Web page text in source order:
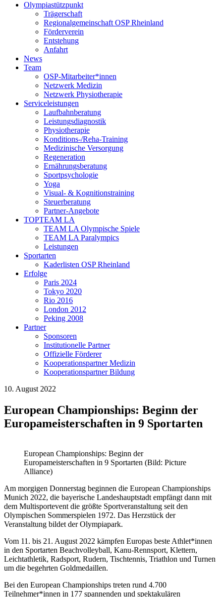
Olympiastützpunkt
Trägerschaft
Regionalgemeinschaft OSP Rheinland
Förderverein
Entstehung
Anfahrt
News
Team
OSP-Mitarbeiter*innen
Netzwerk Medizin
Netzwerk Physiotherapie
Serviceleistungen
Laufbahnberatung
Leistungsdiagnostik
Physiotherapie
Konditions-/Reha-Training
Medizinische Versorgung
Regeneration
Ernährungsberatung
Sportpsychologie
Yoga
Visual- & Kognitionstraining
Steuerberatung
Partner-Angebote
TOPTEAM LA
TEAM LA Olympische Spiele
TEAM LA Paralympics
Leistungen
Sportarten
Kaderlisten OSP Rheinland
Erfolge
Paris 2024
Tokyo 2020
Rio 2016
London 2012
Peking 2008
Partner
Sponsoren
Institutionelle Partner
Offizielle Förderer
Kooperationspartner Medizin
Kooperationspartner Bildung
10. August 2022
European Championships: Beginn der
Europameisterschaften in 9 Sportarten
European Championships: Beginn der
Europameisterschaften in 9 Sportarten (Bild: Picture
Alliance)
Am morgigen Donnerstag beginnen die European Championships
Munich 2022, die bayerische Landeshauptstadt empfängt dann mit
dem Multisportevent die größte Sportveranstaltung seit den
Olympischen Sommerspielen 1972. Das Herzstück der
Veranstaltung bildet der Olympiapark.
Vom 11. bis 21. August 2022 kämpfen Europas beste Athlet*innen
in den Sportarten Beachvolleyball, Kanu-Rennsport, Klettern,
Leichtathletik, Radsport, Rudern, Tischtennis, Triathlon und Turnen
um die begehrten Goldmedaillen.
Bei den European Championships treten rund 4.700
Teilnehmer*innen in 177 spannenden und spektakulären